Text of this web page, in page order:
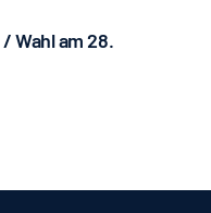
Wahl am 28.